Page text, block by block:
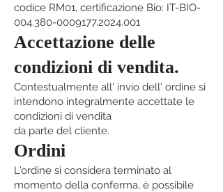
codice RM01, certificazione Bio: IT-BIO-
004.380-0009177.2024.001
Accettazione delle
condizioni di vendita.
Contestualmente all' invio dell' ordine si
intendono integralmente accettate le
condizioni di vendita
da parte del cliente.
Ordini
L'ordine si considera terminato al
momento della conferma, è possibile